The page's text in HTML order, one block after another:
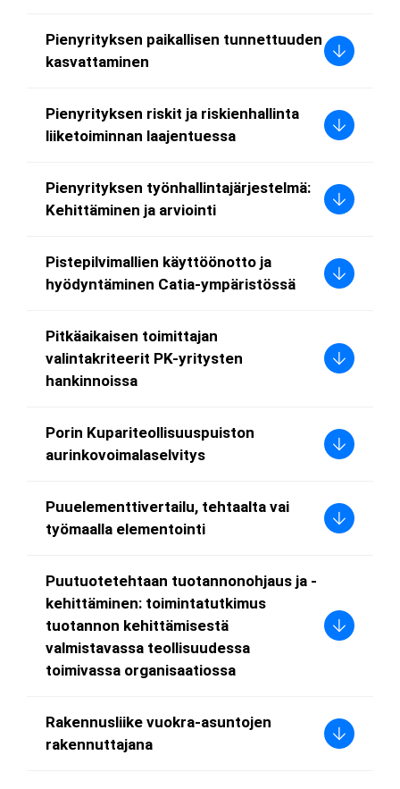
Pienyrityksen paikallisen tunnettuuden
kasvattaminen
Pienyrityksen riskit ja riskienhallinta
liiketoiminnan laajentuessa
Pienyrityksen työnhallintajärjestelmä:
Kehittäminen ja arviointi
Pistepilvimallien käyttöönotto ja
hyödyntäminen Catia-ympäristössä
Pitkäaikaisen toimittajan
valintakriteerit PK-yritysten
hankinnoissa
Porin Kupariteollisuuspuiston
aurinkovoimalaselvitys
Puuelementtivertailu, tehtaalta vai
työmaalla elementointi
Puutuotetehtaan tuotannonohjaus ja -
kehittäminen: toimintatutkimus
tuotannon kehittämisestä
valmistavassa teollisuudessa
toimivassa organisaatiossa
Rakennusliike vuokra-asuntojen
rakennuttajana